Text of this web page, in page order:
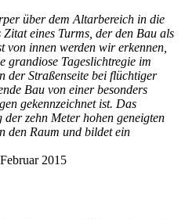
über dem Altarbereich in die
eines Turms, der den Bau als
innen werden wir erkennen,
grandiose Tageslichtregie im
der Straßenseite bei flüchtiger
Bau von einer besonders
gekennzeichnet ist. Das
zehn Meter hohen geneigten
den Raum und bildet ein
2015